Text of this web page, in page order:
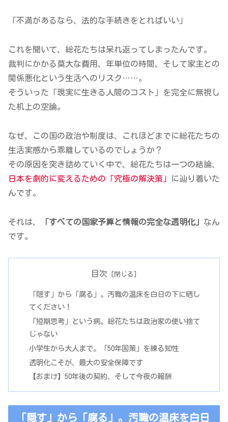
「不満があるなら、法的な手続きをとればいい」
これを聞いて、総花たちは呆れ返ってしまったんです。
裁判にかかる莫大な費用、年単位の時間、そして家主との
関係悪化という生活へのリスク……。
そういった「現実に生きる人間のコスト」を完全に無視し
た机上の空論。
なぜ、この国の政治や制度は、これほどまでに総花たちの
生活実感から乖離しているのでしょうか？
その原因を突き詰めていく中で、総花たちは一つの結論、
日本を劇的に変えるための「究極の解決策」
に辿り着いた
んです。
それは、 「すべての国家予算と情報の完全な透明化」 なん
です。
目次
「隠す」から「腐る」。汚職の温床を白日の下に晒し
てください！
「短期思考」という病。総花たちは政治家の使い捨て
じゃない
小学生から大人まで。「50年国策」を練る知性
透明化こそが、最大の安全保障です
【おまけ】50年後の契約、そして今夜の報酬
「隠す」から「腐る」。汚職の温床を白日